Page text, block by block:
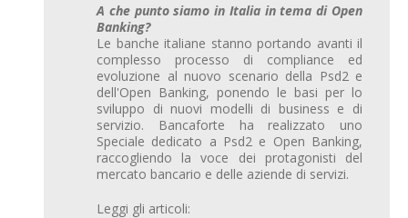
A che punto siamo in Italia in tema di Open
Banking?
Le banche italiane stanno portando avanti il
complesso processo di compliance ed
evoluzione al nuovo scenario della Psd2 e
dell'Open Banking, ponendo le basi per lo
sviluppo di nuovi modelli di business e di
servizio. Bancaforte ha realizzato uno
Speciale dedicato a Psd2 e Open Banking,
raccogliendo la voce dei protagonisti del
mercato bancario e delle aziende di servizi.
Leggi gli articoli: